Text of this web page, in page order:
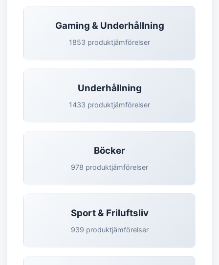
Gaming & Underhållning
1853 produktjämförelser
Underhållning
1433 produktjämförelser
Böcker
978 produktjämförelser
Sport & Friluftsliv
939 produktjämförelser